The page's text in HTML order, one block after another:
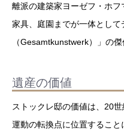
離派の建築家ヨーゼフ・ホフ
家具、庭園までが一体とし
（Gesamtkunstwerk）」の傑
遺産の価値
ストックレ邸の価値は、20
運動の転換点に位置するこ